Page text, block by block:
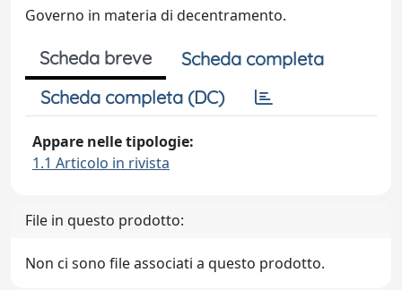
Governo in materia di decentramento.
Scheda breve
Scheda completa
Scheda completa (DC)
Appare nelle tipologie:
1.1 Articolo in rivista
File in questo prodotto:
Non ci sono file associati a questo prodotto.